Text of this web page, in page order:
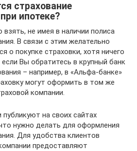
страхование
ипотеке?
не имея в наличии полиса
В связи с этим желательно
о покупке страховки, хотя ничего
Вы обратитесь в крупный банк
– например, в «Альфа-банке»
могут оформить в том же
компании.
на своих сайтах
нужно делать для оформления
Для удобства клиентов
предоставляют